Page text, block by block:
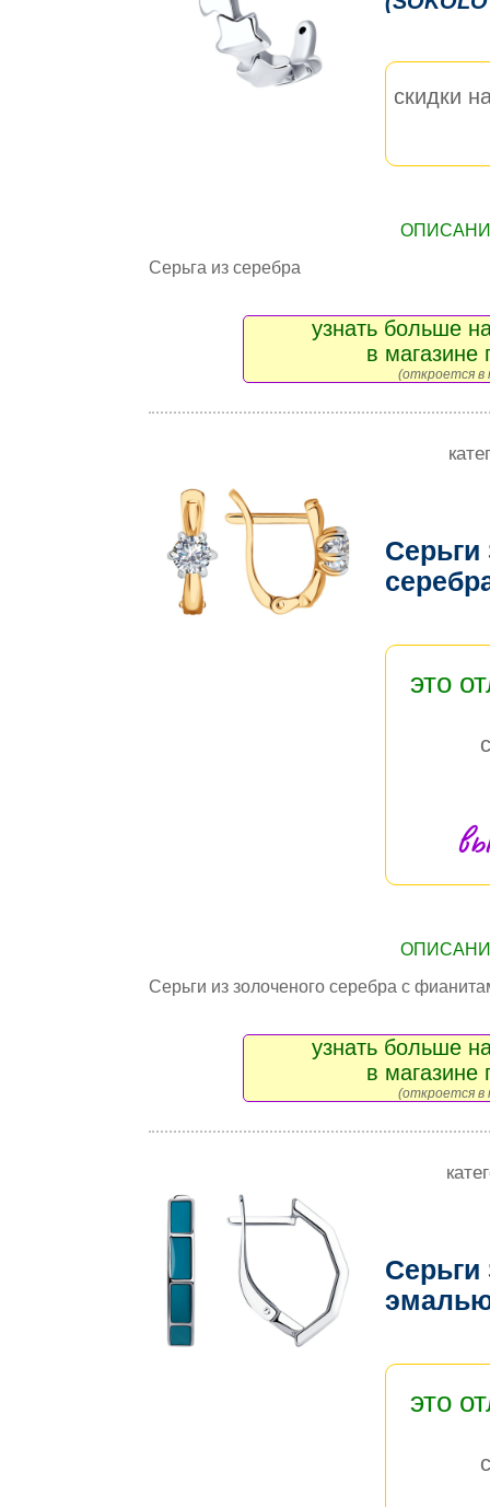
скидки
Серьга из серебра
узнать больше
в магазине
(откроется в
Серьги
это
Серьги из золоченого серебра с
узнать больше
в магазине
(откроется в
Серьги
это